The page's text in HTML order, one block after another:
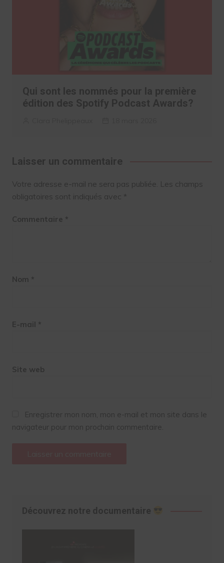
Qui sont les nommés pour la première
édition des Spotify Podcast Awards?
Laisser un commentaire
Votre adresse e-mail ne sera pas publiée. Les champs
obligatoires sont indiqués avec *
Commentaire *
Nom *
E-mail *
Site web
Enregistrer mon nom, mon e-mail et mon site dans le
navigateur pour mon prochain commentaire.
Découvrez notre documentaire